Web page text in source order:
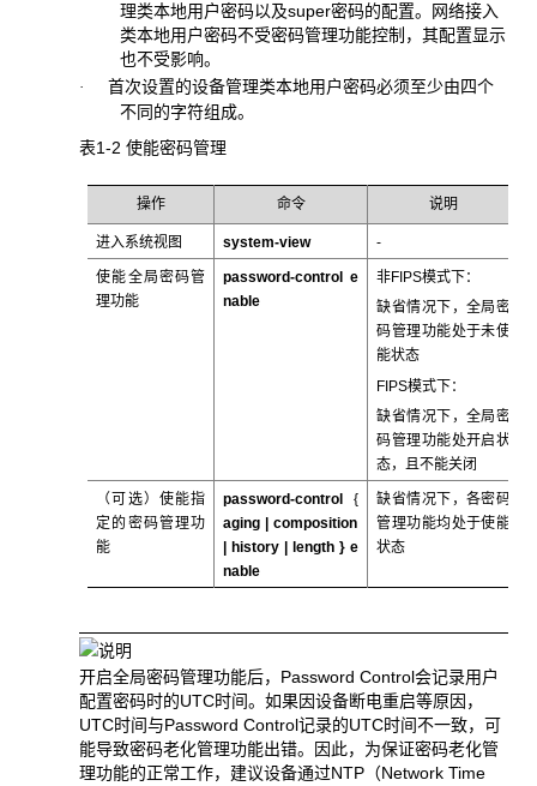
理类本地用户密码以及super密码的配置。网络接入
类本地用户密码不受密码管理功能控制，其配置显示
也不受影响。
· 首次设置的设备管理类本地用户密码必须至少由四个
不同的字符组成。
表1-2 使能密码管理
操作 命令 说明
进入系统视图 system-view -
使能全局密码管
理功能
password-control
e
nable
非FIPS模式下：
缺省情况下，全局密
码管理功能处于未使
能状态
FIPS模式下：
缺省情况下，全局密
码管理功能处开启状
态，且不能关闭
（可选）使能指
定的密码管理功
能
password-control {
aging |
composition
history length} e
nable
缺省情况下，各密码
管理功能均处于使能
状态
开启全局密码管理功能后，Password Control会记录用户
配置密码时的UTC时间。如果因设备断电重启等原因，
UTC时间与Password Control记录的UTC时间不一致，可
能导致密码老化管理功能出错。因此，为保证密码老化管
理功能的正常工作，建议设备通过NTP（Network Time